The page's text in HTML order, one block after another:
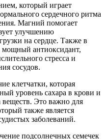
который играет
сердечного ритма
Магний помогает
улучшению
на сердце. Также в
мощный антиоксидант,
стресса и
сосудов.
клетчатки, которая
уровень сахара в крови и
Это важно для
также является
заболеваний.
подсолнечных семечек